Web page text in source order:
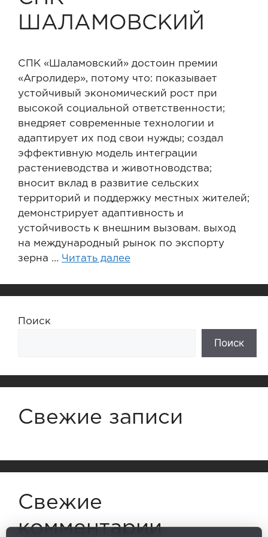
ШАЛАМОВСКИЙ
СПК «Шаламовский» достоин премии
«Агролидер», потому что: показывает
устойчивый экономический рост при
высокой социальной ответственности;
внедряет современные технологии и
адаптирует их под свои нужды; создал
эффективную модель интеграции
растениеводства и животноводства;
вносит вклад в развитие сельских
территорий и поддержку местных жителей;
демонстрирует адаптивность и
устойчивость к внешним вызовам. выход
на международный рынок по экспорту
зерна … Читать далее
Поиск
Поиск
Свежие записи
Свежие
комментарии